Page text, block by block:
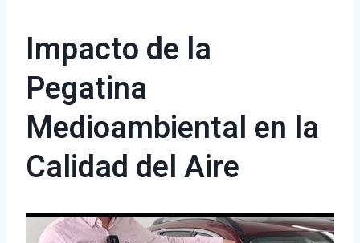
Impacto de la
Pegatina
Medioambiental en la
Calidad del Aire